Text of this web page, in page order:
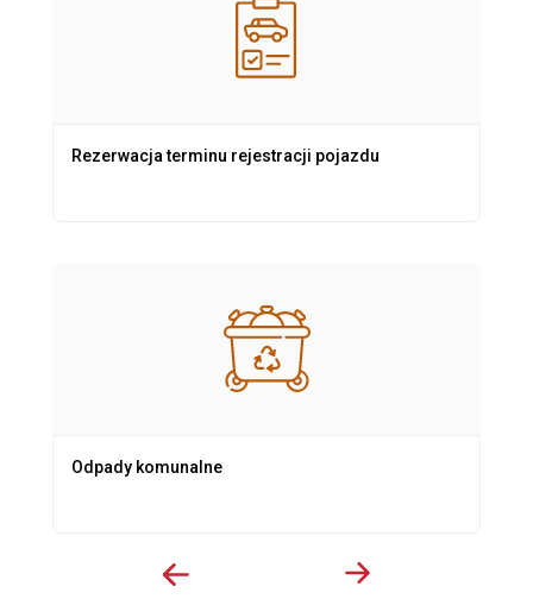
Rezerwacja terminu rejestracji pojazdu
Odpady komunalne